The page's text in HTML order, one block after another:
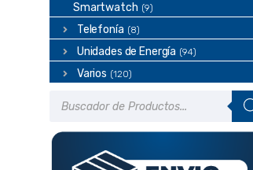
Smartwatch (9)
Telefonía (8)
Unidades de Energía (94)
Varios (120)
de